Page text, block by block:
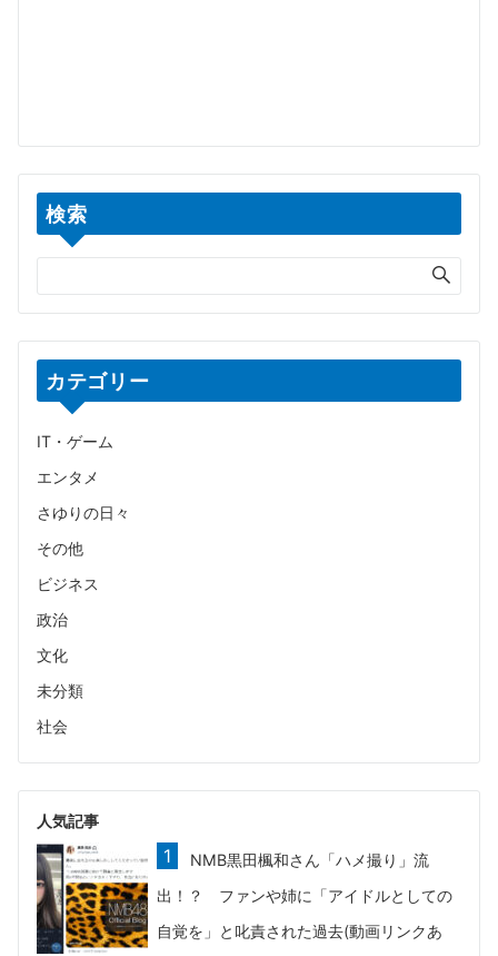
検索
カテゴリー
IT・ゲーム
エンタメ
さゆりの日々
その他
ビジネス
政治
文化
未分類
社会
人気記事
NMB黒田楓和さん「ハメ撮り」流
出！？ ファンや姉に「アイドルとしての
自覚を」と叱責された過去(動画リンクあ